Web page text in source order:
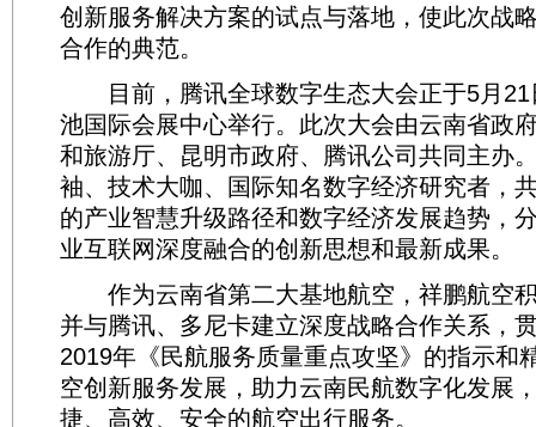
创新服务解决方案的试点与落地，使此次战
合作的典范。
目前，腾讯全球数字生态大会正于5月21
池国际会展中心举行。此次大会由云南省政
和旅游厅、昆明市政府、腾讯公司共同主办
袖、技术大咖、国际知名数字经济研究者，
的产业智慧升级路径和数字经济发展趋势，
业互联网深度融合的创新思想和最新成果。
作为云南省第二大基地航空，祥鹏航空
并与腾讯、多尼卡建立深度战略合作关系，
2019年《民航服务质量重点攻坚》的指示和
空创新服务发展，助力云南民航数字化发展
捷、高效、安全的航空出行服务。